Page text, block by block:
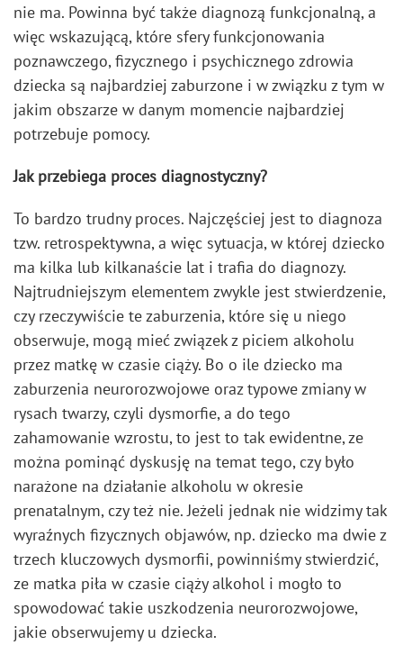
nie ma. Powinna być także diagnozą funkcjonalną, a
więc wskazującą, które sfery funkcjonowania
poznawczego, fizycznego i psychicznego zdrowia
dziecka są najbardziej zaburzone i w związku z tym w
jakim obszarze w danym momencie najbardziej
potrzebuje pomocy.
Jak przebiega proces diagnostyczny?
To bardzo trudny proces. Najczęściej jest to diagnoza
tzw. retrospektywna, a więc sytuacja, w której dziecko
ma kilka lub kilkanaście lat i trafia do diagnozy.
Najtrudniejszym elementem zwykle jest stwierdzenie,
czy rzeczywiście te zaburzenia, które się u niego
obserwuje, mogą mieć związek z piciem alkoholu
przez matkę w czasie ciąży. Bo o ile dziecko ma
zaburzenia neurorozwojowe oraz typowe zmiany w
rysach twarzy, czyli dysmorfie, a do tego
zahamowanie wzrostu, to jest to tak ewidentne, ze
można pominąć dyskusję na temat tego, czy było
narażone na działanie alkoholu w okresie
prenatalnym, czy też nie. Jeżeli jednak nie widzimy tak
wyraźnych fizycznych objawów, np. dziecko ma dwie z
trzech kluczowych dysmorfii, powinniśmy stwierdzić,
ze matka piła w czasie ciąży alkohol i mogło to
spowodować takie uszkodzenia neurorozwojowe,
jakie obserwujemy u dziecka.